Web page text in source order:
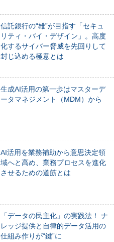
信託銀行の“雄”が目指す「セキュ
リティ・バイ・デザイン」。高度
化するサイバー脅威を先回りして
封じ込める極意とは
生成AI活用の第一歩はマスターデ
ータマネジメント（MDM）から
AI活用を業務補助から意思決定領
域へと高め、業務プロセスを進化
させるための道筋とは
「データの民主化」の実践法！ ナ
レッジ提供と自律的データ活用の
仕組み作りが“鍵”に